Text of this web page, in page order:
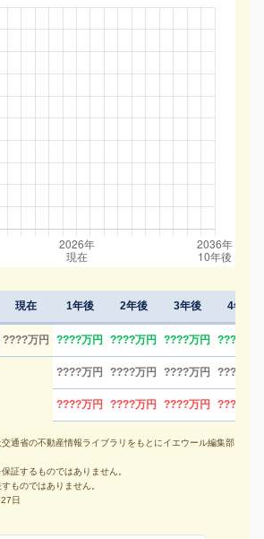
現在
????万円
1年後 2年後 3年後 4年後
????万円 ????万円 ????万円 ????万円
????万円 ????万円 ????万円 ????万円
????万円 ????万円 ????万円 ????万円
通省の不動産情報ライブラリをもとにイエウール編集部
証するものではありません。
ものではありません。
日